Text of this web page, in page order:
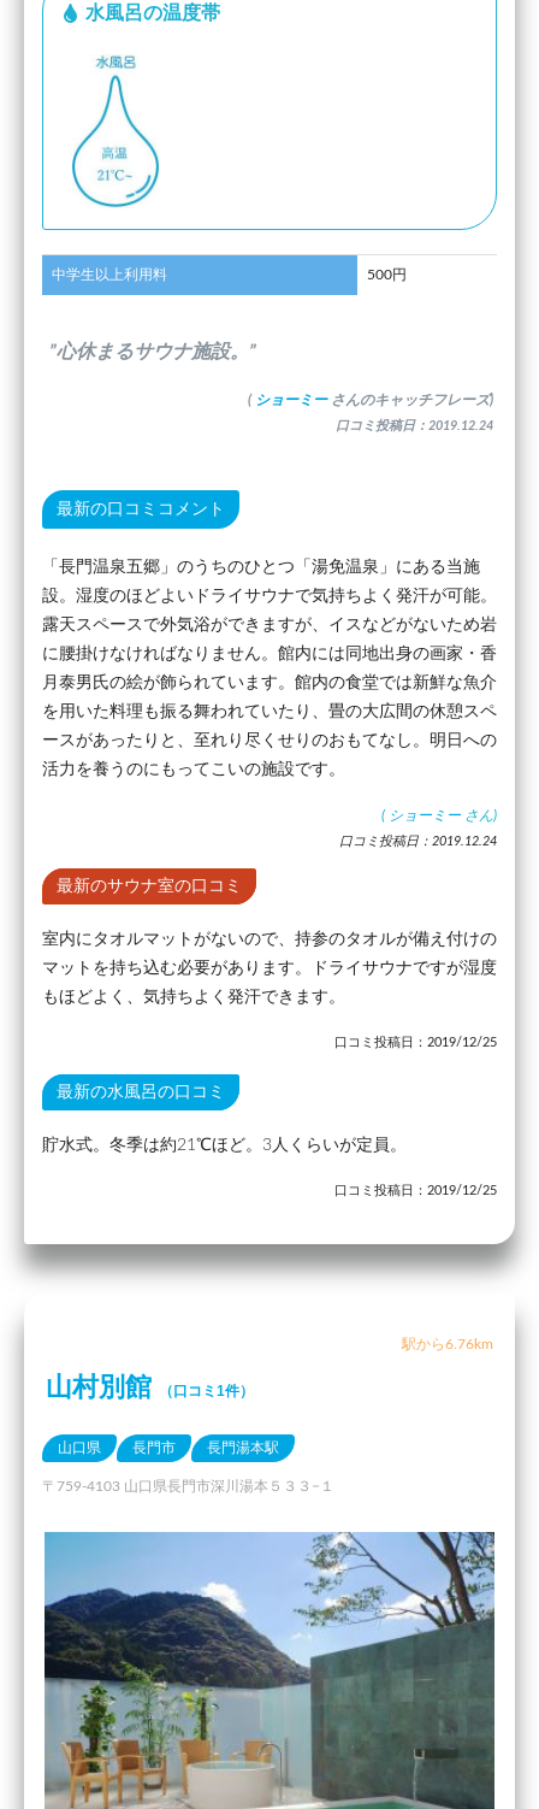
水風呂の温度帯
中学生以上利用料 500円
”心休まるサウナ施設。”
( ショーミー さんのキャッチフレーズ)
口コミ投稿日：2019.12.24
最新の口コミコメント
「長門温泉五郷」のうちのひとつ「湯免温泉」にある当施
設。湿度のほどよいドライサウナで気持ちよく発汗が可能。
露天スペースで外気浴ができますが、イスなどがないため岩
に腰掛けなければなりません。館内には同地出身の画家・香
月泰男氏の絵が飾られています。館内の食堂では新鮮な魚介
を用いた料理も振る舞われていたり、畳の大広間の休憩スペ
ースがあったりと、至れり尽くせりのおもてなし。明日への
活力を養うのにもってこいの施設です。
( ショーミー さん)
口コミ投稿日：2019.12.24
最新のサウナ室の口コミ
室内にタオルマットがないので、持参のタオルが備え付けの
マットを持ち込む必要があります。ドライサウナですが湿度
もほどよく、気持ちよく発汗できます。
口コミ投稿日：2019/12/25
最新の水風呂の口コミ
貯水式。冬季は約21℃ほど。3人くらいが定員。
口コミ投稿日：2019/12/25
駅から6.76km
山村別館 （口コミ1件）
山口県 長門市 長門湯本駅
〒759-4103 山口県長門市深川湯本５３３−１